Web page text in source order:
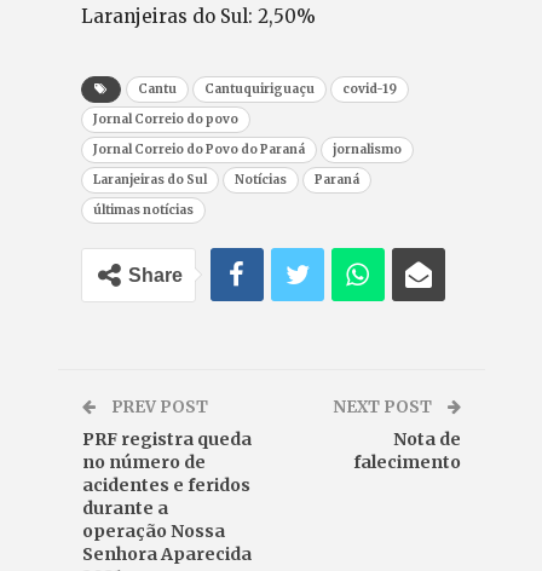
Laranjeiras do Sul: 2,50%
Cantu Cantuquiriguaçu
covid-19
Jornal Correio do povo
Jornal Correio do Povo do Paraná
jornalismo
Laranjeiras do Sul
Notícias
Paraná
últimas notícias
Share
PREV POST
PRF registra queda
no número de
acidentes e feridos
durante a
operação Nossa
Senhora Aparecida
NEXT POST
Nota de
falecimento